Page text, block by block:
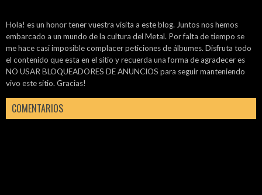
Hola! es un honor tener vuestra visita a este blog. Juntos nos hemos
embarcado a un mundo de la cultura del Metal. Por falta de tiempo se
me hace casi imposible complacer peticiones de álbumes. Disfruta todo
el contenido que esta en el sitio y recuerda una forma de agradecer es
NO USAR BLOQUEADORES DE ANUNCIOS para seguir manteniendo
vivo este sitio. Gracias!
COMENTARIOS